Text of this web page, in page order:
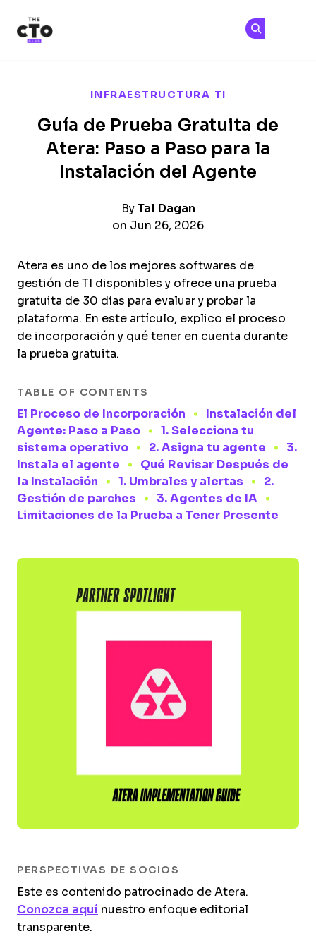
INFRAESTRUCTURA TI
Guía de Prueba Gratuita de
Atera: Paso a Paso para la
Instalación del Agente
By Tal Dagan
on Jun 26, 2026
Atera es uno de los mejores softwares de
gestión de TI disponibles y ofrece una prueba
gratuita de 30 días para evaluar y probar la
plataforma. En este artículo, explico el proceso
de incorporación y qué tener en cuenta durante
la prueba gratuita.
TABLE OF CONTENTS
El Proceso de Incorporación
Instalación del
Agente: Paso a Paso
1. Selecciona tu
sistema operativo
2. Asigna tu agente
3.
Instala el agente
Qué Revisar Después de
la Instalación
1. Umbrales y alertas
2.
Gestión de parches
3. Agentes de IA
Limitaciones de la Prueba a Tener Presente
PERSPECTIVAS DE SOCIOS
Este es contenido patrocinado de Atera.
Conozca aquí nuestro enfoque editorial
transparente.